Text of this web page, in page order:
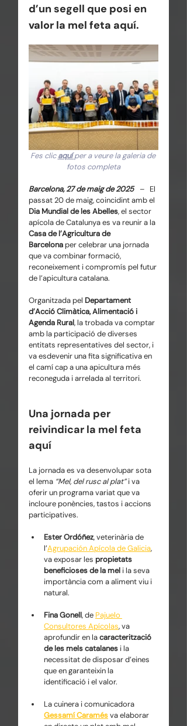
d’un segell que posi en
valor la mel feta aquí.
Fes clic aquí per a veure la galeria de
fotos completa
Barcelona, 27 de maig de 2025 – El
passat 20 de maig, coincidint amb el
Dia Mundial de les Abelles, el sector
apícola de Catalunya es va reunir a la
Casa de l’Agricultura de
Barcelona per celebrar una jornada
que va combinar formació,
reconeixement i compromís pel futur
de l’apicultura catalana.
Organitzada pel Departament
d’Acció Climàtica, Alimentació i
Agenda Rural, la trobada va comptar
amb la participació de diverses
entitats representatives del sector, i
va esdevenir una fita significativa en
el camí cap a una apicultura més
reconeguda i arrelada al territori.
Una jornada per
reivindicar la mel feta
aquí
La jornada es va desenvolupar sota
el lema “Mel, del rusc al plat” i va
oferir un programa variat que va
incloure ponències, tastos i accions
participatives.
Ester Ordóñez, veterinària de
l’Agrupación Apícola de Galicia,
va exposar les propietats
beneficioses de la mel i la seva
importància com a aliment viu i
natural.
Fina Gonell, de Pajuelo
Consultores Apícolas, va
aprofundir en la caracterització
de les mels catalanes i la
necessitat de disposar d’eines
que en garanteixin la
identificació i el valor.
La cuinera i comunicadora
Gessamí Caramés va elaborar